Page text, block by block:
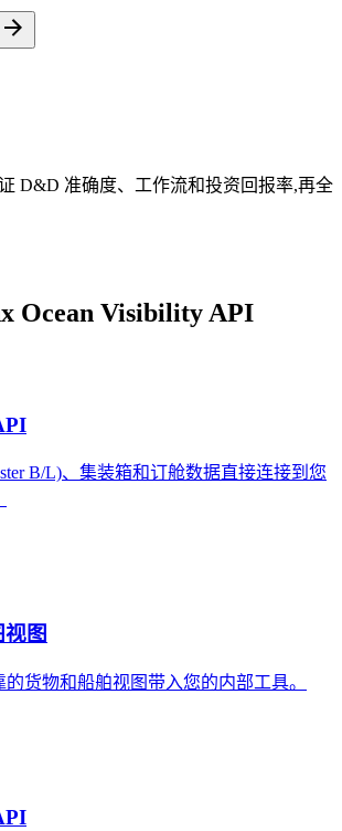
D&D 准确度、工作流和投资回报率,再全
Ocean Visibility API
B/L)、集装箱和订舱数据直接连接到您
图
货物和船舶视图带入您的内部工具。